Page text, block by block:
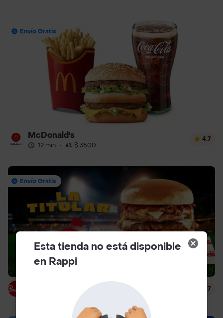
Envío Gratis
McDonald's
12 min · $ 3500
4.7
Envío Gratis
$ 4500
4.7
Esta tienda no está disponible
en Rappi